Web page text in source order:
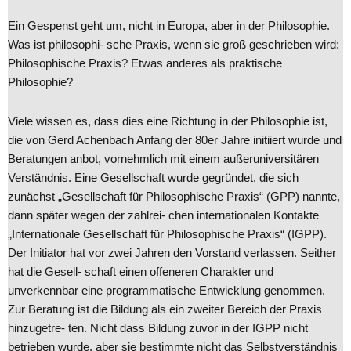
Ein Gespenst geht um, nicht in Europa, aber in der Philosophie.
Was ist philosophi- sche Praxis, wenn sie groß geschrieben wird:
Philosophische Praxis? Etwas anderes als praktische
Philosophie?
Viele wissen es, dass dies eine Richtung in der Philosophie ist,
die von Gerd Achenbach Anfang der 80er Jahre initiiert wurde und
Beratungen anbot, vornehmlich mit einem außeruniversitären
Verständnis. Eine Gesellschaft wurde gegründet, die sich
zunächst „Gesellschaft für Philosophische Praxis“ (GPP) nannte,
dann später wegen der zahlrei- chen internationalen Kontakte
„Internationale Gesellschaft für Philosophische Praxis“ (IGPP).
Der Initiator hat vor zwei Jahren den Vorstand verlassen. Seither
hat die Gesell- schaft einen offeneren Charakter und
unverkennbar eine programmatische Entwicklung genommen.
Zur Beratung ist die Bildung als ein zweiter Bereich der Praxis
hinzugetre- ten. Nicht dass Bildung zuvor in der IGPP nicht
betrieben wurde, aber sie bestimmte nicht das Selbstverständnis